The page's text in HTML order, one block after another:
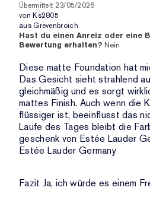
Übermittelt 23/05/2026
von Ks2805
aus Grevenbroich
Hast du einen Anreiz oder eine
Bewertung erhalten? Nein
Diese matte Foundation hat
Das Gesicht sieht strahlend
gleichmäßig und es sorgt
mattes Finish. Auch wenn die
flüssiger ist, beeinflusst das
Laufe des Tages bleibt die
geschenk von Estée Lauder
Estée Lauder Germany
Fazit Ja, ich würde es einem